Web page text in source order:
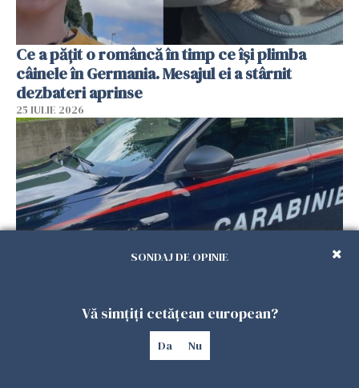
Ce a pățit o româncă în timp ce își plimba
câinele în Germania. Mesajul ei a stârnit
dezbateri aprinse
25 IULIE 2026
Româncă din Italia, acuzată că și-a lăsat copiii
singuri în casă pentru a merge la mall. Vecinii
SONDAJ DE OPINIE
Vă simțiți cetățean european?
Da Nu